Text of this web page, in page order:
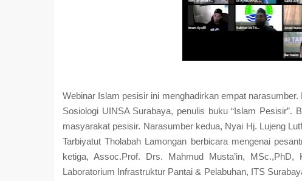
Webinar Islam pesisir ini menghadirkan empat
Sosiologi UINSA Surabaya, penulis buku “Islam
masyarakat pesisir. Narasumber kedua, Nyai Hj. Lujeng
Tarbiyatut Tholabah Lamongan berbicara mengenai
ketiga, Assoc.Prof. Drs. Mahmud Musta’in,
Laboratorium Infrastruktur Pantai & Pelabuhan, ITS